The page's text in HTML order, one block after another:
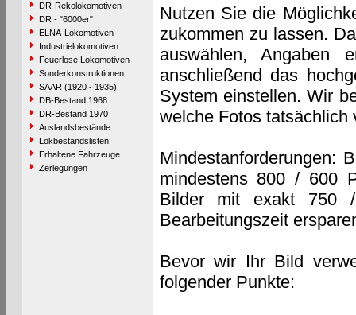
DR-Rekolokomotiven
DR - "6000er"
ELNA-Lokomotiven
Industrielokomotiven
Feuerlose Lokomotiven
Sonderkonstruktionen
SAAR (1920 - 1935)
DB-Bestand 1968
DR-Bestand 1970
Auslandsbestände
Lokbestandslisten
Erhaltene Fahrzeuge
Zerlegungen
Nutzen Sie die
zukommen zu lassen.
auswählen, Angaben
anschließend das
System einstellen. Wir
welche Fotos tatsächlich
Mindestanforderungen:
mindestens 800 / 600
Bilder mit exakt 750
Bearbeitungszeit
Bevor wir Ihr Bild
folgender Punkte: